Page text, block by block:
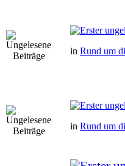
in Rund um
in Rund um